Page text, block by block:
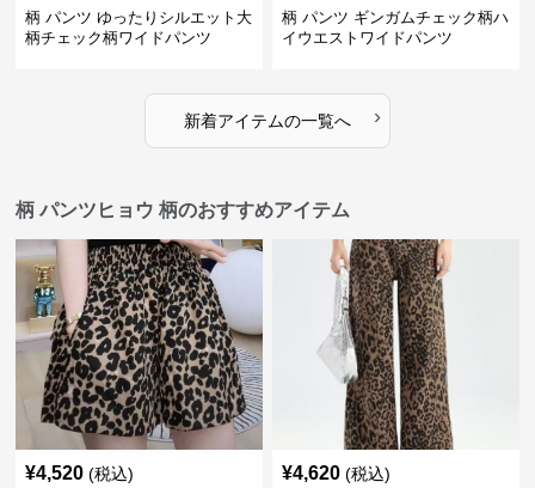
柄 パンツ ゆったりシルエット大
柄チェック柄ワイドパンツ
柄 パンツ ギンガムチェック柄ハ
イウエストワイドパンツ
新着アイテムの一覧へ ›
柄 パンツヒョウ 柄のおすすめアイテム
¥4,520 (税込) ¥4,620 (税込)